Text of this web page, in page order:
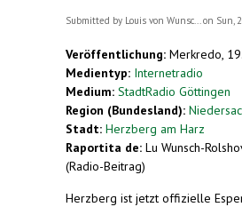
Submitted by Louis von Wunsc... on Sun,
Veröffentlichung: Merkredo,
Medientyp: Internetradio
Medium: StadtRadio Göttingen
Region (Bundesland):
Stadt: Herzberg am Harz
Raportita de: Lu Wunsch-
(Radio-Beitrag)
Herzberg ist jetzt offizielle